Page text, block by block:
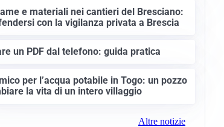
e materiali nei cantieri del Bresciano:
con la vigilanza privata a Brescia
un PDF dal telefono: guida pratica
per l’acqua potabile in Togo: un pozzo
la vita di un intero villaggio
Altre notizie